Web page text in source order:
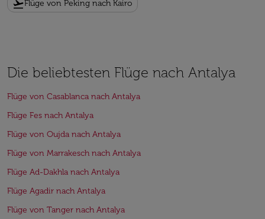
flight_takeoffFlüge von Peking nach Kairo
Die beliebtesten Flüge nach Antalya
Flüge von Casablanca nach Antalya
Flüge Fes nach Antalya
Flüge von Oujda nach Antalya
Flüge von Marrakesch nach Antalya
Flüge Ad-Dakhla nach Antalya
Flüge Agadir nach Antalya
Flüge von Tanger nach Antalya